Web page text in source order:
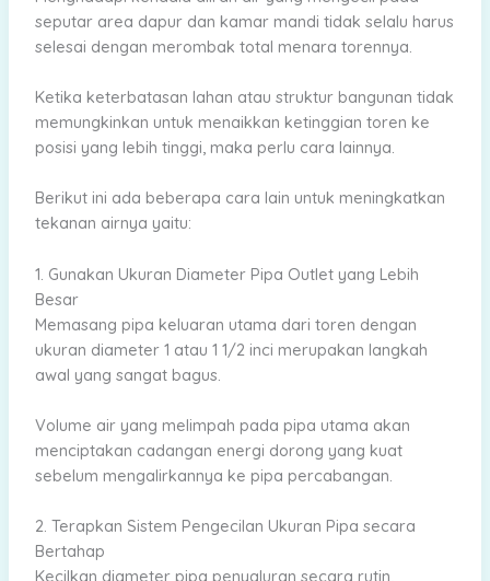
seputar area dapur dan kamar mandi tidak selalu harus
selesai dengan merombak total menara torennya.
Ketika keterbatasan lahan atau struktur bangunan tidak
memungkinkan untuk menaikkan ketinggian toren ke
posisi yang lebih tinggi, maka perlu cara lainnya.
Berikut ini ada beberapa cara lain untuk meningkatkan
tekanan airnya yaitu:
1. Gunakan Ukuran Diameter Pipa Outlet yang Lebih
Besar
Memasang pipa keluaran utama dari toren dengan
ukuran diameter 1 atau 1 1/2 inci merupakan langkah
awal yang sangat bagus.
Volume air yang melimpah pada pipa utama akan
menciptakan cadangan energi dorong yang kuat
sebelum mengalirkannya ke pipa percabangan.
2. Terapkan Sistem Pengecilan Ukuran Pipa secara
Bertahap
Kecilkan diameter pipa penyaluran secara rutin,